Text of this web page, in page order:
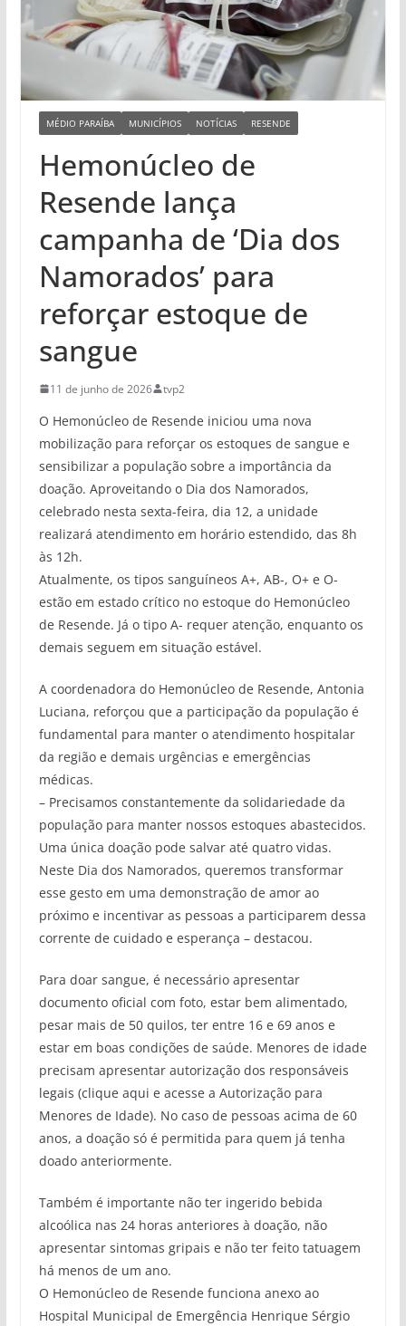
MÉDIO PARAÍBA MUNICÍPIOS NOTÍCIAS RESENDE
Hemonúcleo de
Resende lança
campanha de ‘Dia dos
Namorados’ para
reforçar estoque de
sangue
11 de junho de 2026 tvp2
O Hemonúcleo de Resende iniciou uma nova
mobilização para reforçar os estoques de sangue e
sensibilizar a população sobre a importância da
doação. Aproveitando o Dia dos Namorados,
celebrado nesta sexta-feira, dia 12, a unidade
realizará atendimento em horário estendido, das 8h
às 12h.
Atualmente, os tipos sanguíneos A+, AB-, O+ e O-
estão em estado crítico no estoque do Hemonúcleo
de Resende. Já o tipo A- requer atenção, enquanto os
demais seguem em situação estável.
A coordenadora do Hemonúcleo de Resende, Antonia
Luciana, reforçou que a participação da população é
fundamental para manter o atendimento hospitalar
da região e demais urgências e emergências
médicas.
– Precisamos constantemente da solidariedade da
população para manter nossos estoques abastecidos.
Uma única doação pode salvar até quatro vidas.
Neste Dia dos Namorados, queremos transformar
esse gesto em uma demonstração de amor ao
próximo e incentivar as pessoas a participarem dessa
corrente de cuidado e esperança – destacou.
Para doar sangue, é necessário apresentar
documento oficial com foto, estar bem alimentado,
pesar mais de 50 quilos, ter entre 16 e 69 anos e
estar em boas condições de saúde. Menores de idade
precisam apresentar autorização dos responsáveis
legais (clique aqui e acesse a Autorização para
Menores de Idade). No caso de pessoas acima de 60
anos, a doação só é permitida para quem já tenha
doado anteriormente.
Também é importante não ter ingerido bebida
alcoólica nas 24 horas anteriores à doação, não
apresentar sintomas gripais e não ter feito tatuagem
há menos de um ano.
O Hemonúcleo de Resende funciona anexo ao
Hospital Municipal de Emergência Henrique Sérgio